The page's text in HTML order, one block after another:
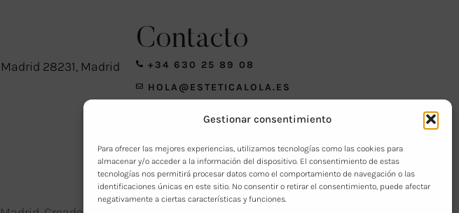
Gestionar consentimiento
Para ofrecer las mejores experiencias, utilizamos tecnologías como las cookies para
almacenar y/o acceder a la información del dispositivo. El consentimiento de estas
tecnologías nos permitirá procesar datos como el comportamiento de navegación o las
identificaciones únicas en este sitio. No consentir o retirar el consentimiento, puede afectar
negativamente a ciertas características y funciones.
28231, Madrid
Contacto
+34 630 25 89 08
HOLA@ESTETICALOLA.ES